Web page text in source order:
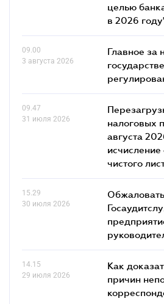
целью
в 2026
09.00
3 августа 2026
Главное за
09.47
31 июля 2026
налоговых
августа
исчисление
чистого
15.29
30 июля 2026
14.15
29 июля 2026
Как
причин